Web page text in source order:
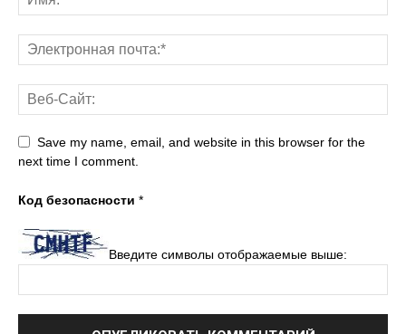
Save my name, email, and website in this browser for the
next time I comment.
Код безопасности *
Введите символы отображаемые выше: